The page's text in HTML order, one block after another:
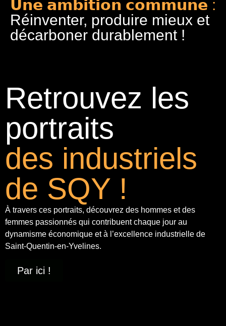
𝗨𝗻𝗲 𝗮𝗺𝗯𝗶𝘁𝗶𝗼𝗻 𝗰𝗼𝗺𝗺𝘂𝗻𝗲 :
Réinventer, produire mieux et
décarboner durablement !
Retrouvez les
portraits
des industriels
de SQY !
À travers ces portraits, découvrez des hommes et des
femmes passionnés qui contribuent chaque jour au
dynamisme économique et à l’excellence industrielle de
Saint-Quentin-en-Yvelines.
Par ici !